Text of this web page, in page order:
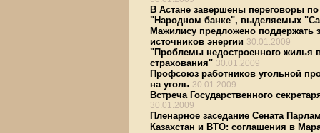
В Астане завершены переговоры
"Народном банке", выделяемых
Мажилису предложено поддержать
источников энергии 30.01.2009
"Проблемы недостроенного жилья
страхования" 30.01.2009
Профсоюз работников угольной
на уголь 30.01.2009
Встреча Государственного
30.01.2009
Пленарное заседание Сената
Казахстан и ВТО: соглашения в